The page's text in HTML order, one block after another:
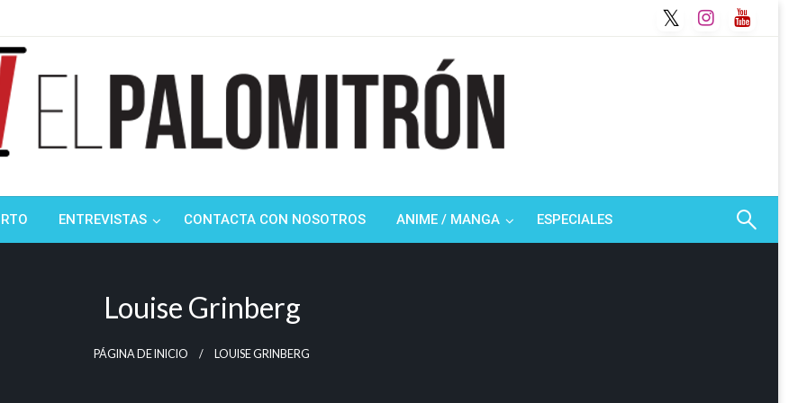
ENTREVISTAS CONTACTA CON NOSOTROS ANIME / MANGA ESPECIALES
Louise Grinberg
PÁGINA DE INICIO LOUISE GRINBERG